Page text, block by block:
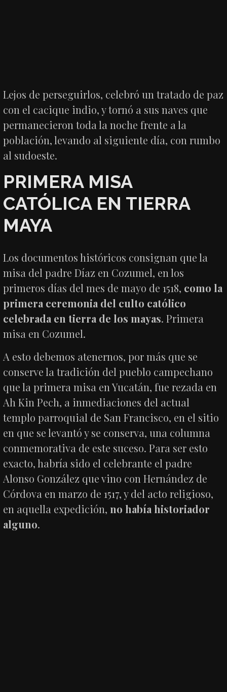
Lejos de perseguirlos, celebró un tratado de paz
con el cacique indio, y tornó a sus naves que
permanecieron toda la noche frente a la
población, levando al siguiente día, con rumbo
al sudoeste.
PRIMERA MISA
CATÓLICA EN TIERRA
MAYA
Los documentos históricos consignan que la
misa del padre Díaz en Cozumel, en los
primeros días del mes de mayo de 1518, como la
primera ceremonia del culto católico
celebrada en tierra de los mayas. Primera
misa en Cozumel.
A esto debemos atenernos, por más que se
conserve la tradición del pueblo campechano
que la primera misa en Yucatán, fue rezada en
Ah Kin Pech, a inmediaciones del actual
templo parroquial de San Francisco, en el sitio
en que se levantó y se conserva, una columna
conmemorativa de este suceso. Para ser esto
exacto, habría sido el celebrante el padre
Alonso González que vino con Hernández de
Córdova en marzo de 1517, y del acto religioso,
en aquella expedición, no había historiador
alguno.